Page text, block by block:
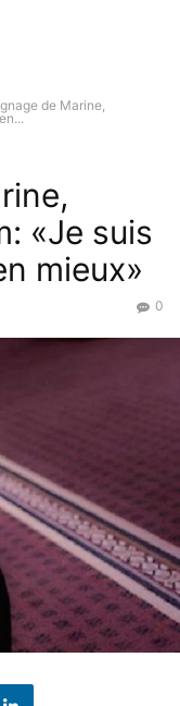
de Marine,
«Je suis
mieux»
0